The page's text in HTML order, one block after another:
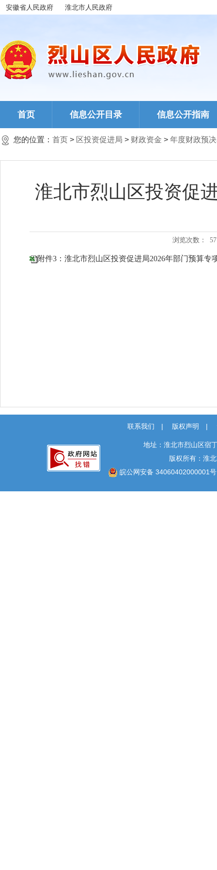
安徽省人民政府 淮北市人民政府
首页 信息公开目录 信息公开指南
您的位置： 首页 > 区投资促进局 > 财政资金 > 年度财政预
淮北市烈山区投资促
浏览次数： 57
附件3：淮北市烈山区投资促进局2026年部门预算专
联系我们 | 版权声明 |
地址：淮北市烈山区宿
版权所有：淮
皖公网安备 34060402000001号